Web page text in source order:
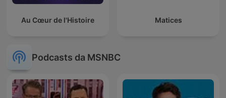
Au Cœur de l'Histoire Matices
Podcasts da MSNBC